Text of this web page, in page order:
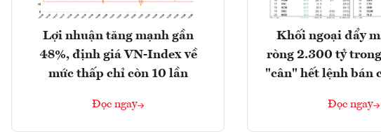
Lợi nhuận tăng mạnh gần
48%, định giá VN-Index về
mức thấp chỉ còn 10 lần
Đọc ngay
Khối ngoại đẩy
ròng 2.300 tỷ
"cân" hết lệnh bán
Đọc ngay